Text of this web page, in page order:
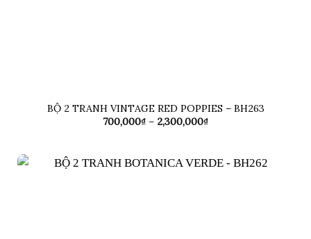
BỘ 2 TRANH VINTAGE RED POPPIES – BH263
700,000₫ – 2,300,000₫Khoảng
đến
2,300,000₫